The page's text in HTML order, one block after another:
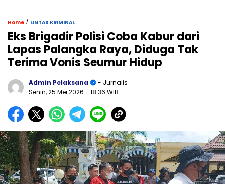
Home / LINTAS KRIMINAL
Eks Brigadir Polisi Coba Kabur dari
Lapas Palangka Raya, Diduga Tak
Terima Vonis Seumur Hidup
Admin Pelaksana
- Jurnalis
Senin, 25 Mei 2026 - 18:36 WIB